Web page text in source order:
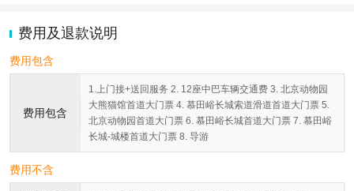
费用及退款说明
费用包含
费用包含
1.上门接+送回服务 2. 12座中巴车辆交通费 3. 北京动物园
大熊猫馆首道大门票 4. 慕田峪长城索道滑道首道大门票 5.
北京动物园首道大门票 6. 慕田峪长城首道大门票 7. 慕田峪
长城-城楼首道大门票 8. 导游
费用不含